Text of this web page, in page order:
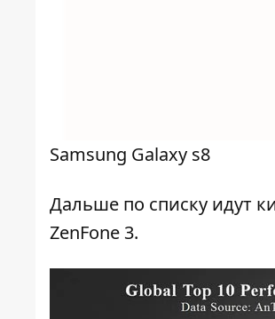
Samsung Galaxy s8
Дальше по списку идут
ZenFone 3.